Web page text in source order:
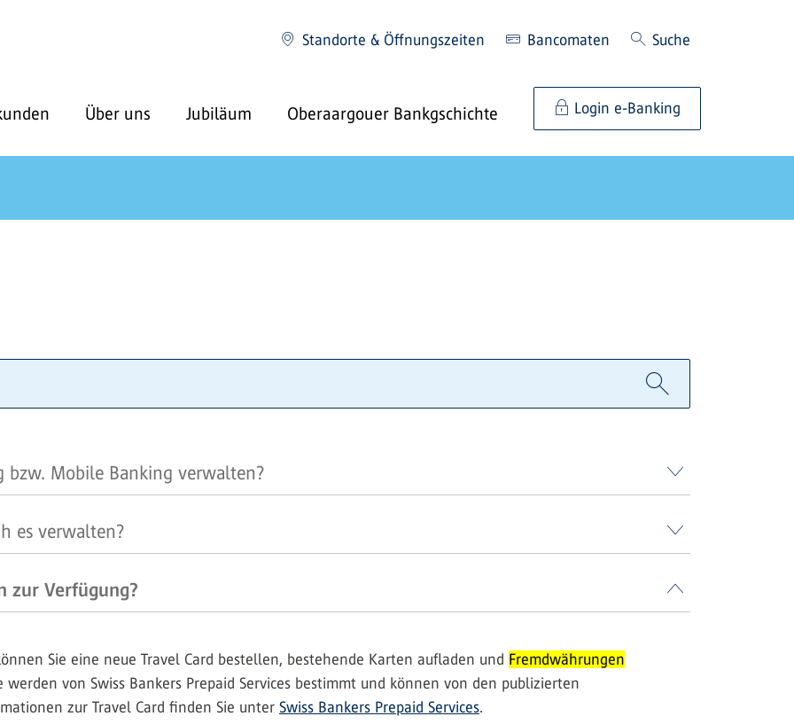
Standorte & Öffnungszeiten Bancomaten Suche
Über uns Jubiläum Oberaargouer Bankgschichte Login e-Banking
Mobile Banking verwalten?
es verwalten?
zur Verfügung?
Sie eine neue Travel Card bestellen, bestehende Karten aufladen und Fremdwährungen
von Swiss Bankers Prepaid Services bestimmt und können von den publizierten
zur Travel Card finden Sie unter Swiss Bankers Prepaid Services.